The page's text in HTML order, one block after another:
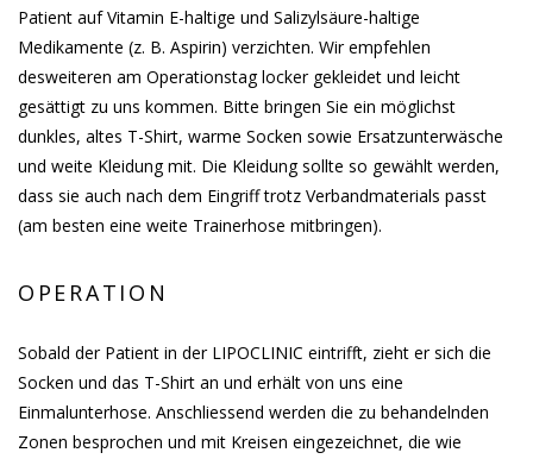
Patient auf Vitamin E-haltige und Salizylsäure-haltige
Medikamente (z. B. Aspirin) verzichten. Wir empfehlen
desweiteren am Operationstag locker gekleidet und leicht
gesättigt zu uns kommen. Bitte bringen Sie ein möglichst
dunkles, altes T-Shirt, warme Socken sowie Ersatzunterwäsche
und weite Kleidung mit. Die Kleidung sollte so gewählt werden,
dass sie auch nach dem Eingriff trotz Verbandmaterials passt
(am besten eine weite Trainerhose mitbringen).
OPERATION
Sobald der Patient in der LIPOCLINIC eintrifft, zieht er sich die
Socken und das T-Shirt an und erhält von uns eine
Einmalunterhose. Anschliessend werden die zu behandelnden
Zonen besprochen und mit Kreisen eingezeichnet, die wie